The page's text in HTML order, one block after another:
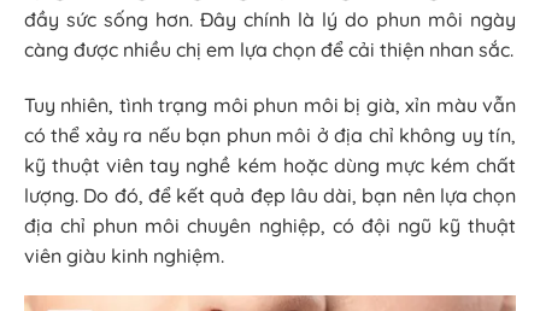
đầy sức sống hơn. Đây chính là lý do phun môi ngày
càng được nhiều chị em lựa chọn để cải thiện nhan sắc.
Tuy nhiên, tình trạng môi phun môi bị già, xỉn màu vẫn
có thể xảy ra nếu bạn phun môi ở địa chỉ không uy tín,
kỹ thuật viên tay nghề kém hoặc dùng mực kém chất
lượng. Do đó, để kết quả đẹp lâu dài, bạn nên lựa chọn
địa chỉ phun môi chuyên nghiệp, có đội ngũ kỹ thuật
viên giàu kinh nghiệm.